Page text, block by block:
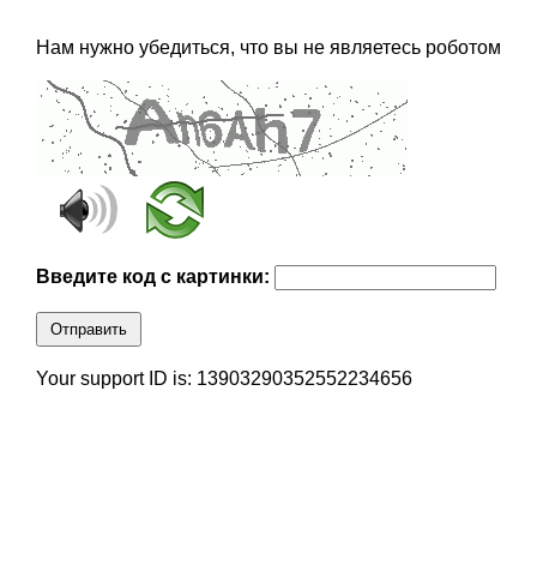
Нам нужно убедиться, что вы не являетесь роботом
Введите код с картинки:
Отправить
Your support ID is: 13903290352552234656